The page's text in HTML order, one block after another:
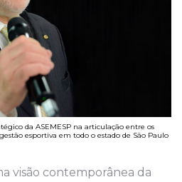
da ASEMESP na articulação entre os
esportiva em todo o estado de São Paulo
visão contemporânea da